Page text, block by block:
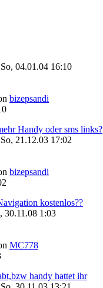
So, 04.01.04 16:10
bizepsandi
Handy oder sms links?
So, 21.12.03 17:02
bizepsandi
kostenlos??
30.11.08 1:03
MC778
handy hattet ihr